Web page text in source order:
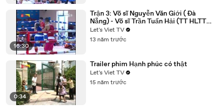
16:30
Trận 3: Võ sĩ Nguyễn Văn Giới ( Đà
Nẵng) - Võ sĩ Trần Tuấn Hải (TT HLTT
QG Đà Nẵng)
Let's Viet TV
13 năm trước
0:34
Trailer phim Hạnh phúc có thật
Let's Viet TV
15 năm trước